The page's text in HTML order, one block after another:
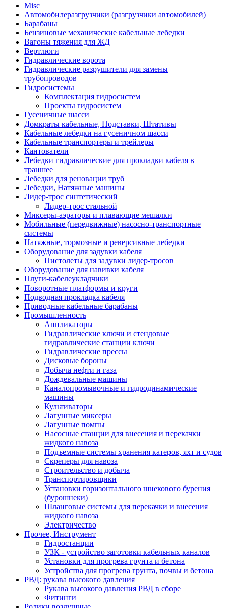
Misc
Автомобилеразгрузчики (разгрузчики автомобилей)
Барабаны
Бензиновые механические кабельные лебедки
Вагоны тяжения для ЖД
Вертлюги
Гидравлические ворота
Гидравлические разрушители для замены
трубопроводов
Гидросистемы
Комплектация гидросистем
Проекты гидросистем
Гусеничные шасси
Домкраты кабельные, Подставки, Штативы
Кабельные лебедки на гусеничном шасси
Кабельные транспортеры и трейлеры
Кантователи
Лебедки гидравлические для прокладки кабеля в
траншее
Лебедки для реновации труб
Лебедки, Натяжные машины
Лидер-трос синтетический
Лидер-трос стальной
Миксеры-аэраторы и плавающие мешалки
Мобильные (передвижные) насосно-транспортные
системы
Натяжные, тормозные и реверсивные лебедки
Оборудование для задувки кабеля
Пистолеты для задувки лидер-тросов
Оборудование для навивки кабеля
Плуги-кабелеукладчики
Поворотные платформы и круги
Подводная прокладка кабеля
Приводные кабельные барабаны
Промышленность
Аппликаторы
Гидравлические ключи и стендовые
гидравлические станции ключи
Гидравлические прессы
Дисковые бороны
Добыча нефти и газа
Дождевальные машины
Каналопромывочные и гидродинамические
машины
Культиваторы
Лагунные миксеры
Лагунные помпы
Насосные станции для внесения и перекачки
жидкого навоза
Подъемные системы хранения катеров, яхт и судов
Скреперы для навоза
Строительство и добыча
Транспортировщики
Установки горизонтального шнекового бурения
(бурошнеки)
Шланговые системы для перекачки и внесения
жидкого навоза
Электричество
Прочее, Инструмент
Гидростанции
УЗК - устройство заготовки кабельных каналов
Установки для прогрева грунта и бетона
Устройства для прогрева грунта, почвы и бетона
РВД: рукава высокого давления
Рукава высокого давления РВД в сборе
Фитинги